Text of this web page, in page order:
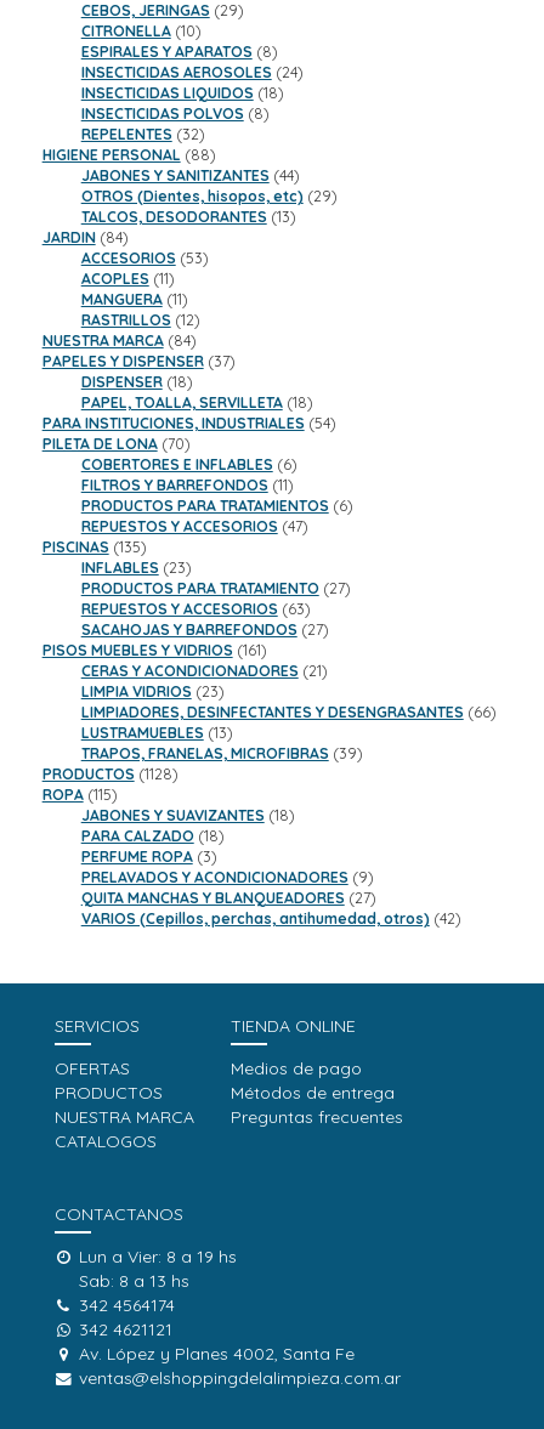
productos
CEBOS, JERINGAS 2929
CITRONELLA 1010
productos
ESPIRALES Y APARATOS 88
productos
INSECTICIDAS AEROSOLES 2424
INSECTICIDAS LIQUIDOS 1818
INSECTICIDAS POLVOS 88
REPELENTES 3232
productos
HIGIENE PERSONAL 8888
productos
JABONES Y SANITIZANTES 4444
productos
OTROS (Dientes, hisopos, etc) 2929
TALCOS, DESODORANTES 1313
JARDIN 8484
productos
ACCESORIOS 5353
ACOPLES 1111
productos
MANGUERA 1111
productos
RASTRILLOS 1212
productos
NUESTRA MARCA 8484
productos
PAPELES Y DISPENSER 3737
DISPENSER 1818
productos
PAPEL, TOALLA, SERVILLETA 1818
productos
PARA INSTITUCIONES, INDUSTRIALES 5454
PILETA DE LONA 7070
productos
COBERTORES E INFLABLES 66
productos
FILTROS Y BARREFONDOS 1111
productos
PRODUCTOS PARA TRATAMIENTOS 66
REPUESTOS Y ACCESORIOS 4747
PISCINAS 135135
productos
INFLABLES 2323
productos
PRODUCTOS PARA TRATAMIENTO 2727
REPUESTOS Y ACCESORIOS 6363
productos
SACAHOJAS Y BARREFONDOS 2727
PISOS MUEBLES Y VIDRIOS 161161
productos
CERAS Y ACONDICIONADORES 2121
LIMPIA VIDRIOS 2323
productos
LIMPIADORES, DESINFECTANTES Y DESENGRASANTES 6666
LUSTRAMUEBLES 1313
productos
TRAPOS, FRANELAS, MICROFIBRAS 3939
PRODUCTOS 11281128
ROPA 115115
productos
JABONES Y SUAVIZANTES 1818
PARA CALZADO 1818
PERFUME ROPA 33
productos
PRELAVADOS Y ACONDICIONADORES 99
productos
QUITA MANCHAS Y BLANQUEADORES 2727
productos
VARIOS (Cepillos, perchas, antihumedad, otros) 4242
SERVICIOS
OFERTAS
PRODUCTOS
NUESTRA MARCA
CATALOGOS
TIENDA ONLINE
Medios de pago
Métodos de entrega
Preguntas frecuentes
CONTACTANOS
Lun a Vier: 8 a 19 hs
Sab: 8 a 13 hs
342 4564174
342 4621121
Av. López y Planes 4002, Santa Fe
ventas@elshoppingdelalimpieza.com.ar